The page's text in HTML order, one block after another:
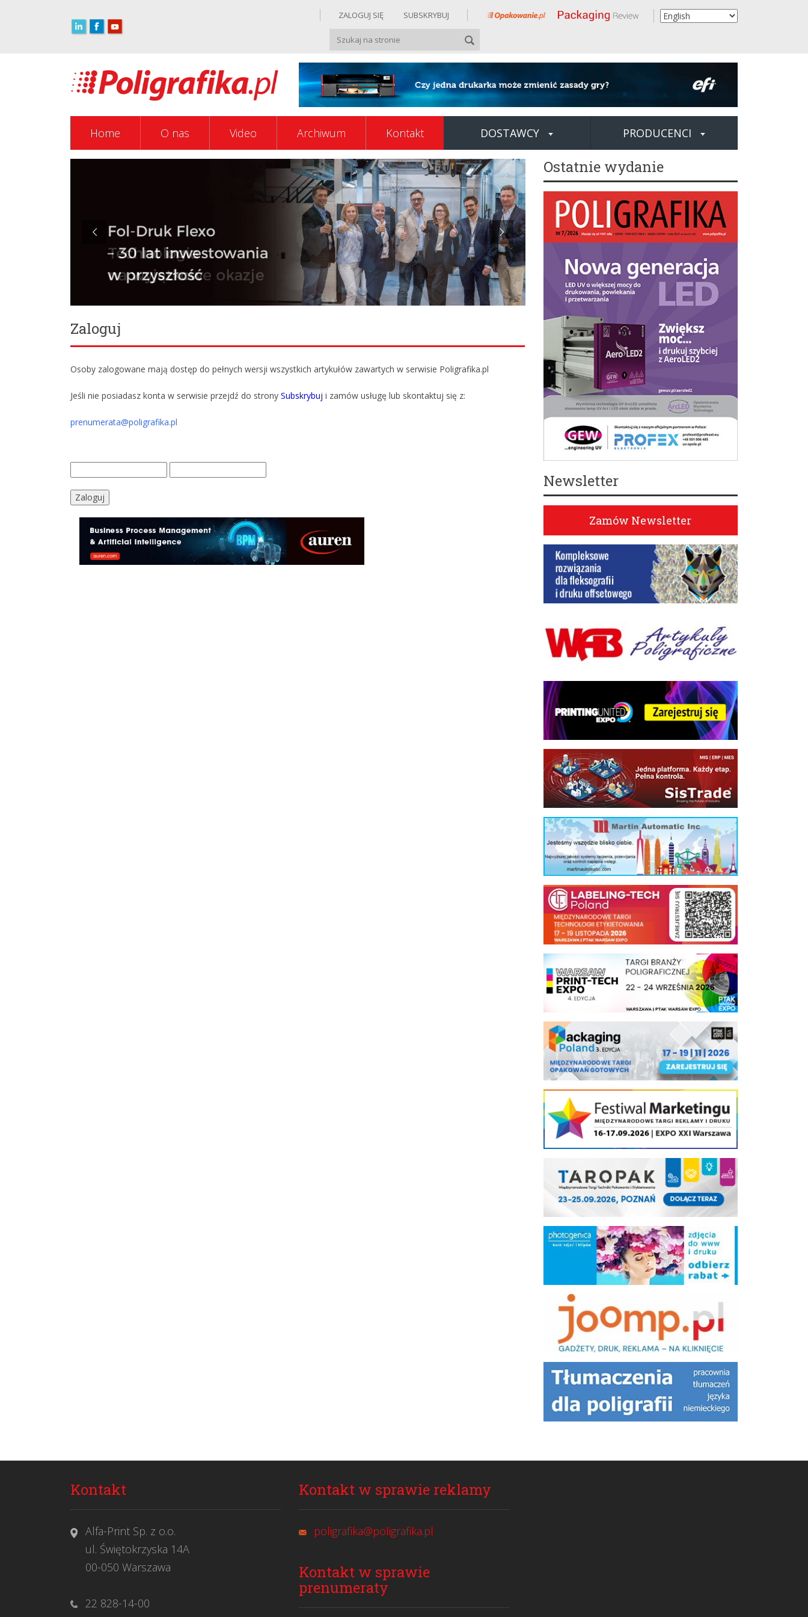
ZALOGUJ SIĘ SUBSKRYBUJ
Home O nas Video Archiwum Kontakt DOSTAWCY PRODUCENCI
Zaloguj
Osoby zalogowane mają dostęp do pełnych wersji wszystkich artykułów zawartych w serwisie Poligrafika.pl
Jeśli nie posiadasz konta w serwisie przejdź do strony Subskrybuj i zamów usługę lub skontaktuj się z:
prenumerata@poligrafika.pl
Ostatnie wydanie
Newsletter
Zamów Newsletter
Kontakt
Alfa-Print Sp. z o.o.
ul. Świętokrzyska 14A
00-050 Warszawa
22 828-14-00
Kontakt w sprawie reklamy
poligrafika@poligrafika.pl
Kontakt w sprawie
prenumeraty